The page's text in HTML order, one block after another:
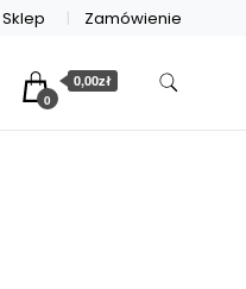
Sklep Zamówienie
0
0,00zł